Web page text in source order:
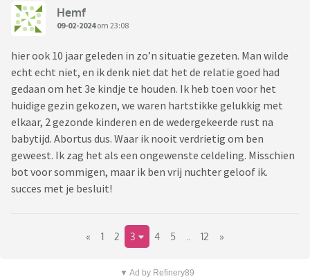
Hemf
09-02-2024om 23:08
hier ook 10 jaar geleden in zo’n situatie gezeten. Man wilde
echt echt niet, en ik denk niet dat het de relatie goed had
gedaan om het 3e kindje te houden. Ik heb toen voor het
huidige gezin gekozen, we waren hartstikke gelukkig met
elkaar, 2 gezonde kinderen en de wedergekeerde rust na
babytijd. Abortus dus. Waar ik nooit verdrietig om ben
geweest. Ik zag het als een ongewenste celdeling. Misschien
bot voor sommigen, maar ik ben vrij nuchter geloof ik.
succes met je besluit!
« 1 2 3 4 5 12 »
▼ Ad by Refinery89